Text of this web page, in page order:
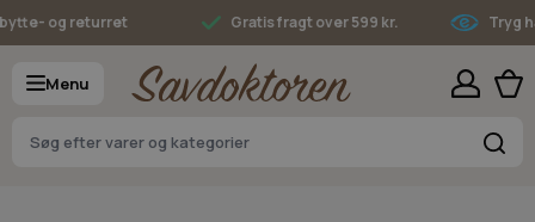
Skip to Content
og returret Gratis fragt over 599 kr. Tryg
Menu